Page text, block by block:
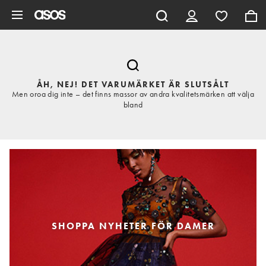
ÅH, NEJ! DET VARUMÄRKET ÄR SLUTSÅLT
Men oroa dig inte – det finns massor av andra kvalitetsmärken att välja
bland
SHOPPA NYHETER FÖR DAMER